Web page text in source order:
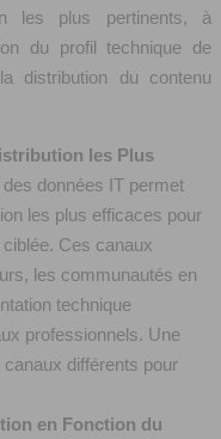
les plus pertinents, à
du profil technique de
distribution du contenu
les Plus
des données IT permet
les plus efficaces pour
Ces canaux
les communautés en
technique
professionnels. Une
différents pour
en Fonction du